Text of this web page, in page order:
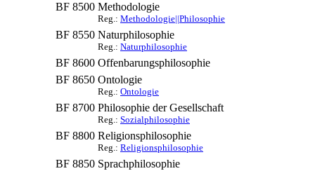
BF 8500 Methodologie
Reg.: Methodologie||Philosophie
BF 8550 Naturphilosophie
Reg.: Naturphilosophie
BF 8600 Offenbarungsphilosophie
BF 8650 Ontologie
Reg.: Ontologie
BF 8700 Philosophie der Gesellschaft
Reg.: Sozialphilosophie
BF 8800 Religionsphilosophie
Reg.: Religionsphilosophie
BF 8850 Sprachphilosophie